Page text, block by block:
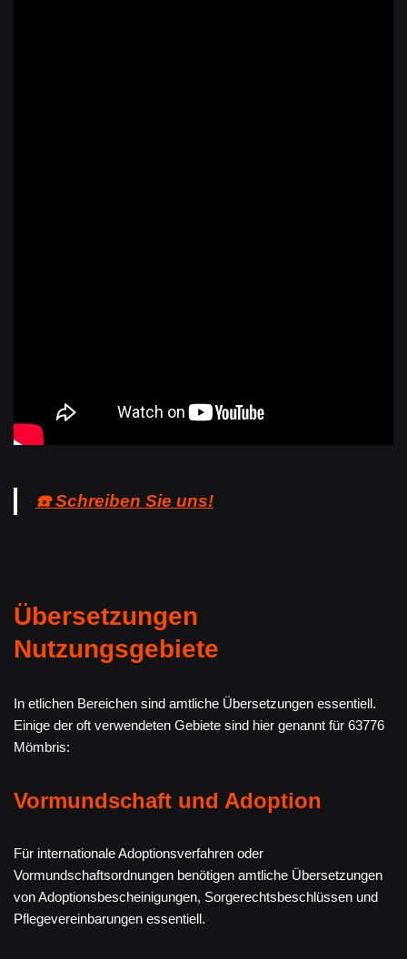
☎️ Schreiben Sie uns!
Übersetzungen
Nutzungsgebiete
In etlichen Bereichen sind amtliche Übersetzungen essentiell.
Einige der oft verwendeten Gebiete sind hier genannt für 63776
Mömbris:
Vormundschaft und Adoption
Für internationale Adoptionsverfahren oder
Vormundschaftsordnungen benötigen amtliche Übersetzungen
von Adoptionsbescheinigungen, Sorgerechtsbeschlüssen und
Pflegevereinbarungen essentiell.